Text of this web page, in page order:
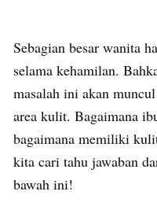
Sebagian besar wanita
selama kehamilan.
masalah ini akan
area kulit. Bagaimana
bagaimana memiliki
kita cari tahu jawaban
bawah ini!